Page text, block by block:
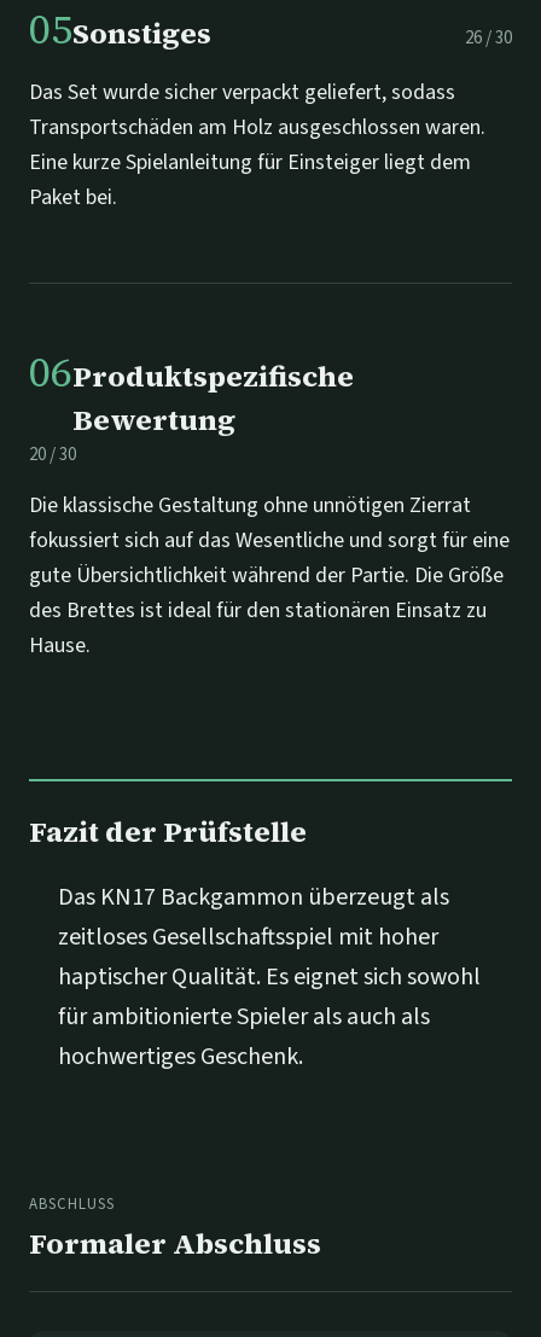
05Sonstiges 26/30
Das Set wurde sicher verpackt geliefert, sodass
Transportschäden am Holz ausgeschlossen waren.
Eine kurze Spielanleitung für Einsteiger liegt dem
Paket bei.
06Produktspezifische
Bewertung
20/30
Die klassische Gestaltung ohne unnötigen Zierrat
fokussiert sich auf das Wesentliche und sorgt für eine
gute Übersichtlichkeit während der Partie. Die Größe
des Brettes ist ideal für den stationären Einsatz zu
Hause.
Fazit der Prüfstelle
Das KN17 Backgammon überzeugt als
zeitloses Gesellschaftsspiel mit hoher
haptischer Qualität. Es eignet sich sowohl
für ambitionierte Spieler als auch als
hochwertiges Geschenk.
ABSCHLUSS
Formaler Abschluss